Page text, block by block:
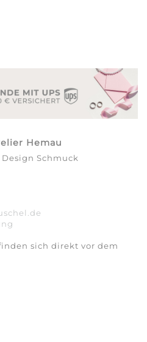
Hemau
Schmuck
sich direkt vor dem